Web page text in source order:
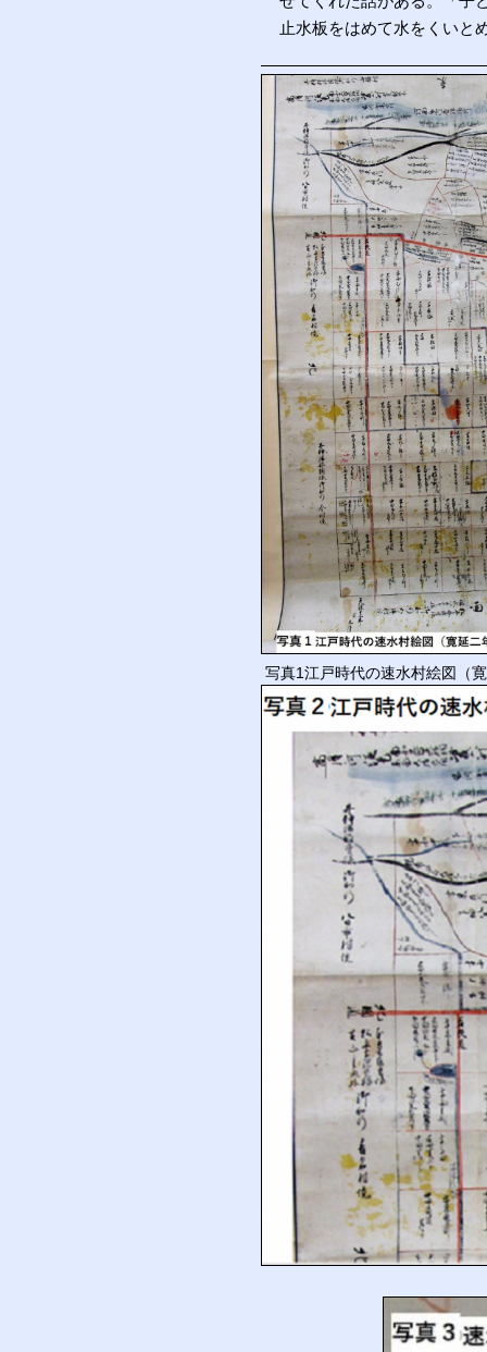
止水板をはめて水をくいと
写真1江戸時代の速水村絵図（